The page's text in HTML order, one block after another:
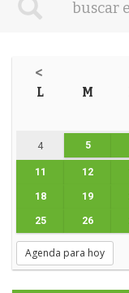
<
L M
4 5
11 12
18 19
25 26
Agenda para hoy